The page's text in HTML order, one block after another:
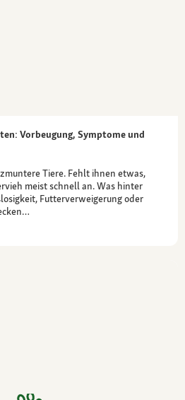
Vorbeugung, Symptome und
Tiere. Fehlt ihnen etwas,
meist schnell an. Was hinter
Futterverweigerung oder